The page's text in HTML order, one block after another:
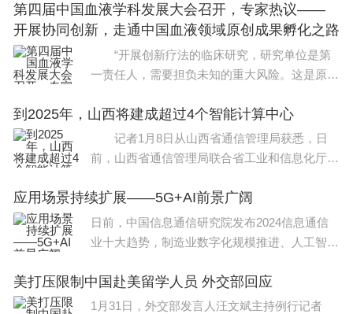
总则：全国普通高校招生美术类专业省级统一考试
(以下简称省级专业统考)是国家教育考试的组成部
分。为规范和完善省级专业统考工作，根据教育部有
专业招生工作办法，结合美术类专业考试特点，特制
定本办法。
省级专业统考着重考查考生是否具备普通高等学校美
术类专业或按美术类专业招生的相关专业对美术技能
的基本要求，为高等学校选拔美术类专业人才提供基
本依据。省级专业统考工作由各省级招生委员会统一
领导，省级招生考试机构负责考试的统筹协调及组织
《自然》杂志网站在近日的报道中指出，科学家
正
第四届中国血液学科发展大会召开，专家热议——
开展协同创新，走通中国血液领域原创成果孵化之路
“开展创新疗法的临床研究，研究单位是第
一责任人，需要担负未知的重大风险。这是原创
前，第四届中国血液学科发展大会召开，中国医
学科学院
到2025年，山西将建成超过4个智能计算中心
记者1月8日从山西省通信管理局获悉，日
前，山西省通信管理局联合省工业和信息化厅等
施方案》(以下简称《方案》)。《方案》旨在进
一步推进算力
应用场景持续扩展——5G+AI前景广阔
日前，中国信息通信研究院发布2024信息通信
业十大趋势，制造业数字化规模推进、人工智能
等位列其中。中国信息通信研究院副院长王志勤
认为，网络与AI
美打压限制中国赴美留学人员 外交部回应
1月31日，外交部发言人汪文斌主持例行记者